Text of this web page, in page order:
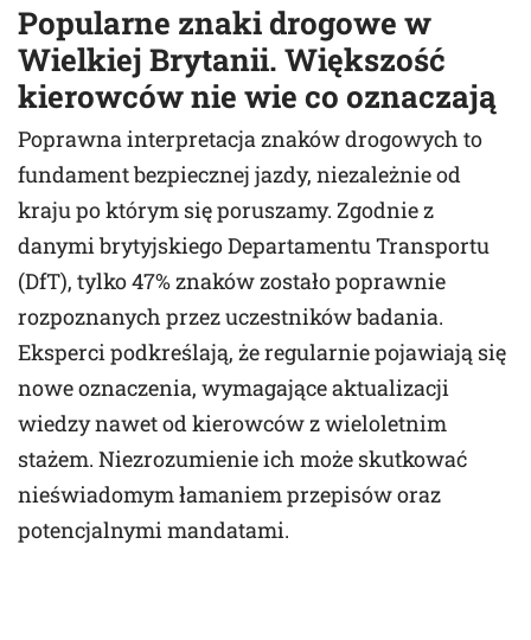
Popularne znaki drogowe w
Wielkiej Brytanii. Większość
kierowców nie wie co oznaczają
Poprawna interpretacja znaków drogowych to
fundament bezpiecznej jazdy, niezależnie od
kraju po którym się poruszamy. Zgodnie z
danymi brytyjskiego Departamentu Transportu
(DfT), tylko 47% znaków zostało poprawnie
rozpoznanych przez uczestników badania.
Eksperci podkreślają, że regularnie pojawiają się
nowe oznaczenia, wymagające aktualizacji
wiedzy nawet od kierowców z wieloletnim
stażem. Niezrozumienie ich może skutkować
nieświadomym łamaniem przepisów oraz
potencjalnymi mandatami.